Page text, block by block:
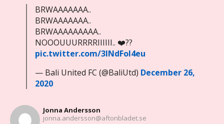
BRWAAAAAAA..
BRWAAAAAAA..
BRWAAAAAAAAA..
NOOOUUURRRRIIIIII.. ❤️??
pic.twitter.com/3INdFoI4eu
— Bali United FC (@BaliUtd) December 26,
2020
Jonna Andersson
jonna.andersson@aftonbladet.se